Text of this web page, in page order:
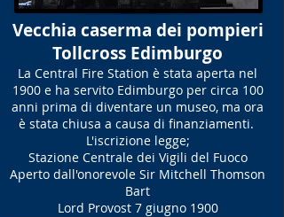
Vecchia caserma dei pompieri
Tollcross Edimburgo
La Central Fire Station è stata aperta nel
1900 e ha servito Edimburgo per circa 100
anni prima di diventare un museo, ma ora
è stata chiusa a causa di finanziamenti.
L'iscrizione legge;
Stazione Centrale dei Vigili del Fuoco
Aperto dall'onorevole Sir Mitchell Thomson
Bart
Lord Provost 7 giugno 1900